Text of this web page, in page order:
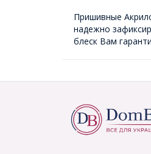
Пришивные
надежно
блеск Вам